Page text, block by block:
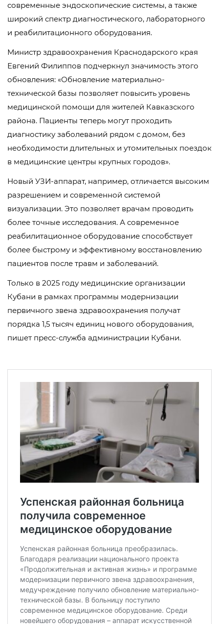
современные эндоскопические системы, а также
широкий спектр диагностического, лабораторного
и реабилитационного оборудования.
Министр здравоохранения Краснодарского края
Евгений Филиппов подчеркнул значимость этого
обновления: «Обновление материально-
технической базы позволяет повысить уровень
медицинской помощи для жителей Кавказского
района. Пациенты теперь могут проходить
диагностику заболеваний рядом с домом, без
необходимости длительных и утомительных поездок
в медицинские центры крупных городов».
Новый УЗИ-аппарат, например, отличается высоким
разрешением и современной системой
визуализации. Это позволяет врачам проводить
более точные исследования. А современное
реабилитационное оборудование способствует
более быстрому и эффективному восстановлению
пациентов после травм и заболеваний.
Только в 2025 году медицинские организации
Кубани в рамках программы модернизации
первичного звена здравоохранения получат
порядка 1,5 тысяч единиц нового оборудования,
пишет пресс-служба администрации Кубани.